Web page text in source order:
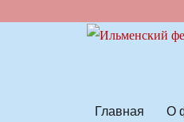
Главная О